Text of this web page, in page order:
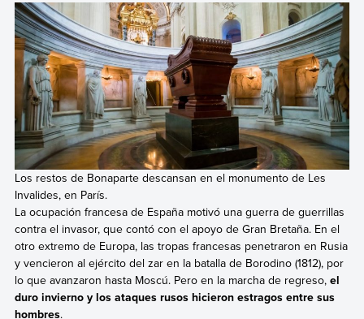
Los restos de Bonaparte descansan en el monumento de Les
Invalides, en París.
La ocupación francesa de España motivó una guerra de guerrillas
contra el invasor, que contó con el apoyo de Gran Bretaña. En el
otro extremo de Europa, las tropas francesas penetraron en Rusia
y vencieron al ejército del zar en la batalla de Borodino (1812), por
lo que avanzaron hasta Moscú. Pero en la marcha de regreso, el
duro invierno y los ataques rusos hicieron estragos entre sus
hombres.